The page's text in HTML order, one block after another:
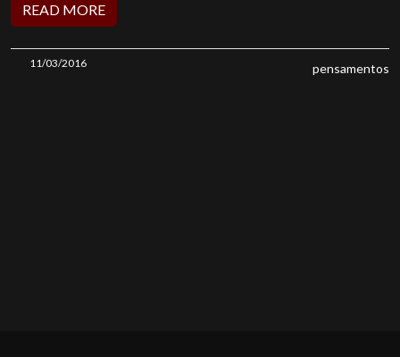
READ MORE
11/03/2016 pensamentos